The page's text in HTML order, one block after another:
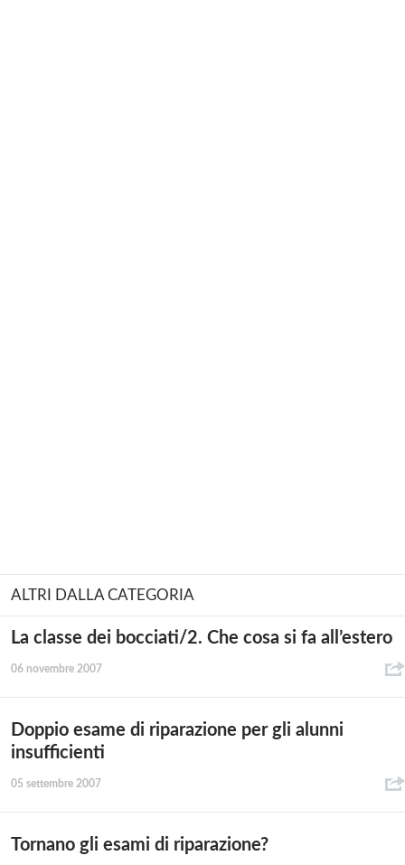
ALTRI DALLA CATEGORIA
La classe dei bocciati/2. Che cosa si fa all’estero
06 novembre 2007
Doppio esame di riparazione per gli alunni
insufficienti
05 settembre 2007
Tornano gli esami di riparazione?